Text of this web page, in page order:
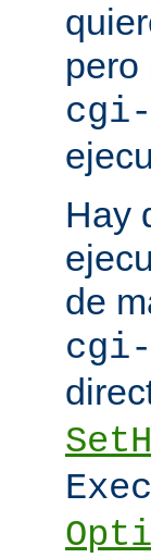
pero
Hay
de